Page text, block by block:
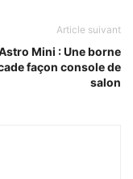
Article suivant
Mini : Une borne
façon console de
salon